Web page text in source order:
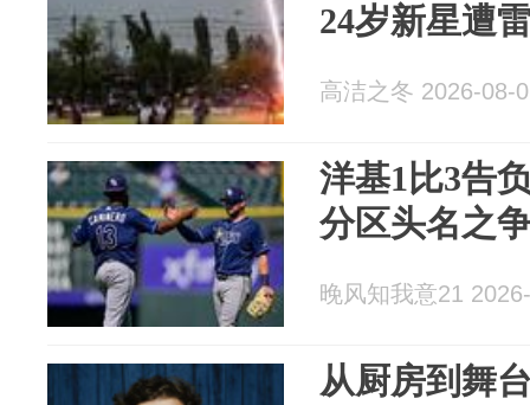
24岁新星遭
高洁之冬 2026-08-
洋基1比3告
分区头名之
晚风知我意21
从厨房到舞